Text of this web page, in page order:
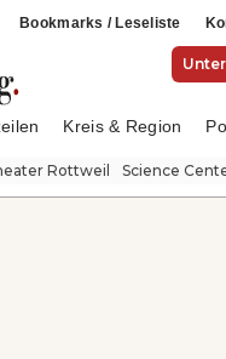
Bookmarks / Leseliste
Kreis & Region
Rottweil Science